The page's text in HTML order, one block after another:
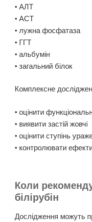
• АЛТ
• АСТ
• лужна фосфатаза
• ГГТ
• альбумін
• загальний білок
Комплексне
• оцінити
• виявити застій жовчі
• оцінити ступінь
• контролювати
Коли
білірубін
Дослідження можуть